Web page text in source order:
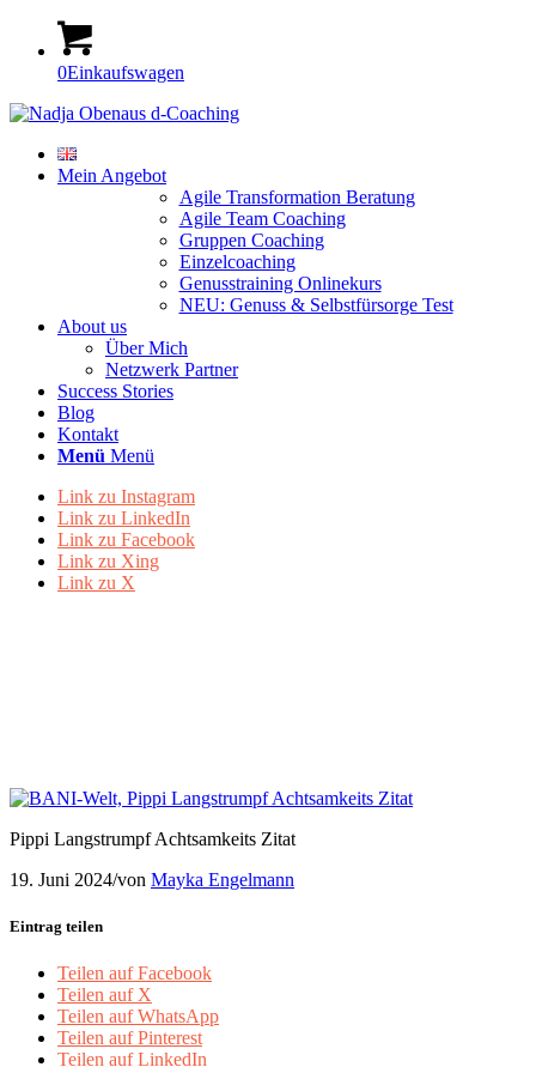
0Einkaufswagen
Mein Angebot
Agile Transformation Beratung
Agile Team Coaching
Gruppen Coaching
Einzelcoaching
Genusstraining Onlinekurs
NEU: Genuss & Selbstfürsorge Test
About us
Über Mich
Netzwerk Partner
Success Stories
Blog
Kontakt
Menü Menü
Link zu Instagram
Link zu LinkedIn
Link zu Facebook
Link zu Xing
Link zu X
Pippi Langstrumpf Achtsamkeits Zitat
19. Juni 2024/von Mayka Engelmann
Eintrag teilen
Teilen auf Facebook
Teilen auf X
Teilen auf WhatsApp
Teilen auf Pinterest
Teilen auf LinkedIn